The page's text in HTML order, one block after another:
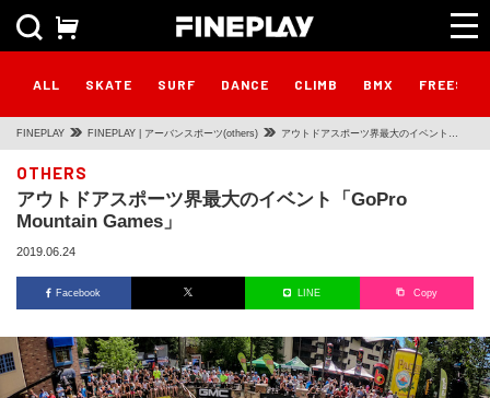
ALL SKATE SURF DANCE CLIMB BMX
FINEPLAY FINEPLAY | アーバンスポーツ(others) アウトドアスポーツ界最大のイベント
OTHERS
アウトドアスポーツ界最大のイベント「GoPro
Mountain Games」
2019.06.24
Facebook LINE Copy